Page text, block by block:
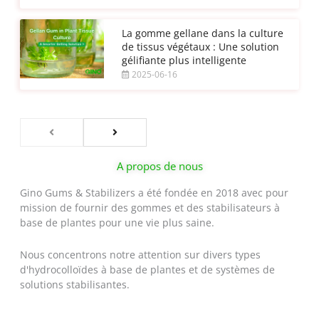
La gomme gellane dans la culture
de tissus végétaux : Une solution
gélifiante plus intelligente
2025-06-16
A propos de nous
Gino Gums & Stabilizers a été fondée en 2018 avec pour
mission de fournir des gommes et des stabilisateurs à
base de plantes pour une vie plus saine.
Nous concentrons notre attention sur divers types
d'hydrocolloïdes à base de plantes et de systèmes de
solutions stabilisantes.